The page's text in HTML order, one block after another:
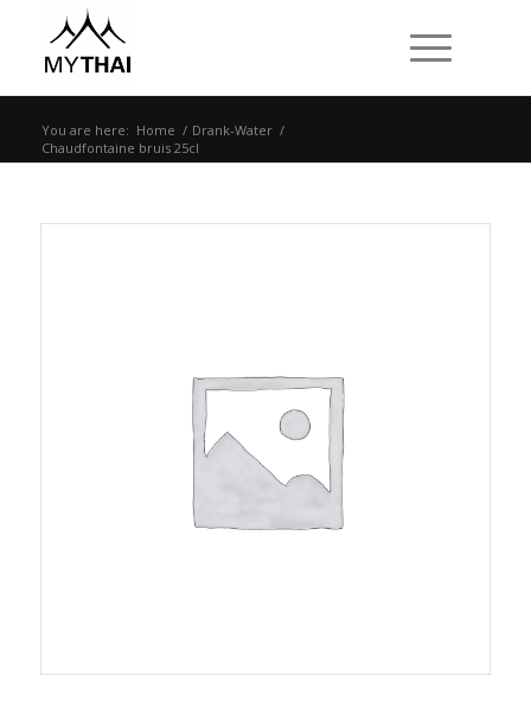
You are here: Home / Drank-Water /
Chaudfontaine bruis 25cl